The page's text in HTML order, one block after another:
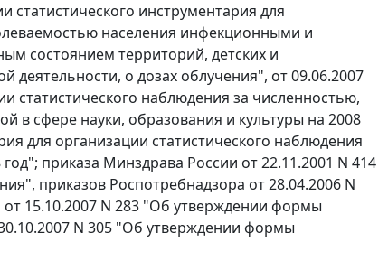
инструментария для
населения инфекционными и
состоянием территорий, детских и
о дозах облучения", от 09.06.2007
статистического наблюдения за численностью,
в сфере науки, образования и культуры на 2008
для организации статистического наблюдения
приказа Минздрава России от 22.11.2001 N 414
приказов Роспотребнадзора от 28.04.2006 N
15.10.2007 N 283 "Об утверждении формы
N 305 "Об утверждении формы